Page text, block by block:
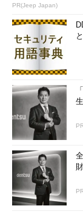
PR(Jeep Japan)